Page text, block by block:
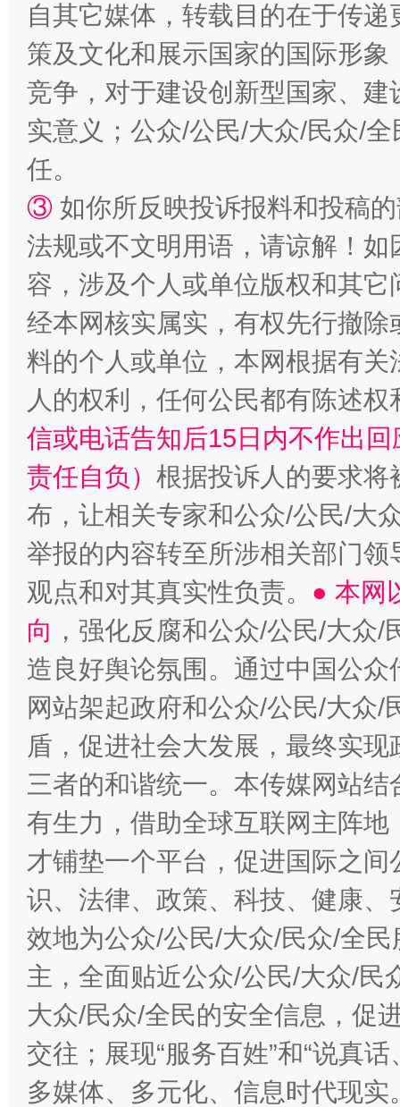
漫山遍野的桃花与雪山、麦地、白藏房 除
招工难、用工荒背后
自其它媒体，转载目的在于传
策及文化和展示国家的国际形
竞争，对于建设创新型国家、
实意义；公众/公民/大众/民众/
任。
③ 如你所反映投诉报料和投稿
法规或不文明用语，请谅解！
容，涉及个人或单位版权和其它
经本网核实属实，有权先行撤
料的个人或单位，本网根据有
人的权利，任何公民都有陈述
信或电话告知后15日内不作出
责任自负） 根据投诉人的要求将
布，让相关专家和公众/公民/大
举报的内容转至所涉相关部门
观点和对其真实性负责。 ● 本网
向 ，强化反腐和公众/公民/大众
造良好舆论氛围。通过中国公
网站架起政府和公众/公民/大众
盾，促进社会大发展，最终实
三者的和谐统一。本传媒网站
有生力，借助全球互联网主阵
才铺垫一个平台，促进国际之
识、法律、政策、科技、健康
效地为公众/公民/大众/民众/全
主，全面贴近公众/公民/大众/民
大众/民众/全民的安全信息，促
交往；展现“服务百姓”和“说真
多媒体、多元化、信息时代现实